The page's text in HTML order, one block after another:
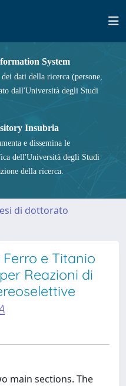
System
dati della ricerca (persone,
dall'Università degli Studi
Insubria
e dissemina le
dell'Università degli Studi
della ricerca.
di dottorato
e Titanio
Reazioni di
main sections. The